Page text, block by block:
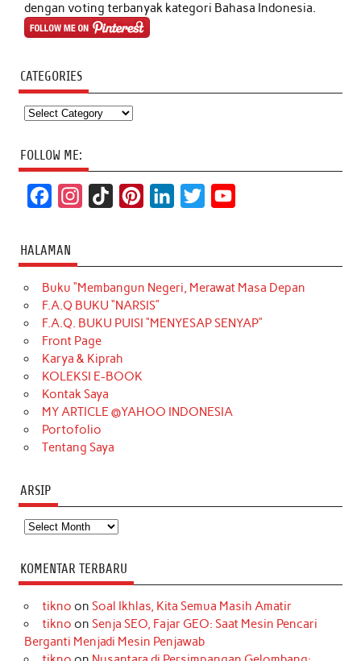
dengan voting terbanyak kategori Bahasa Indonesia.
CATEGORIES
Categories
FOLLOW ME:
c
e
b
o
o
k
t
a
g
r
a
m
T
o
k
t
e
r
k
e
d
t
t
e
T
u
b
HALAMAN
Buku “Membangun Negeri, Merawat Masa Depan
F.A.Q BUKU “NARSIS”
F.A.Q. BUKU PUISI “MENYESAP SENYAP”
Front Page
Karya & Kiprah
KOLEKSI E-BOOK
Kontak Saya
MY ARTICLE @YAHOO INDONESIA
Portofolio
Tentang Saya
ARSIP
Arsip
KOMENTAR TERBARU
tikno on Soal Ikhlas, Kita Semua Masih Amatir
tikno on Senja SEO, Fajar GEO: Saat Mesin Pencari
Berganti Menjadi Mesin Penjawab